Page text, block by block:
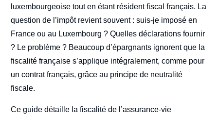
luxembourgeoise tout en étant résident fiscal français. La
question de l’impôt revient souvent : suis-je imposé en
France ou au Luxembourg ? Quelles déclarations fournir
? Le problème ? Beaucoup d’épargnants ignorent que la
fiscalité française s’applique intégralement, comme pour
un contrat français, grâce au principe de neutralité
fiscale.
Ce guide détaille la fiscalité de l’assurance-vie